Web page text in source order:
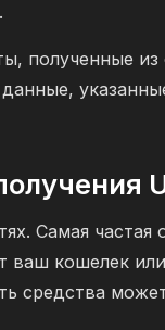
полученные
Самая
ваш кошелек
средства